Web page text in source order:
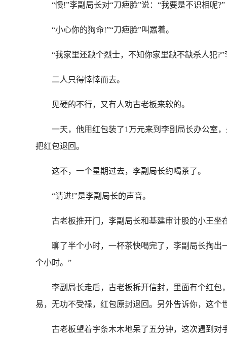
“慢!”李副局长对“刀疤脸”说：“我要是不识相呢?”
“小心你的狗命!”“刀疤脸”叫嚣着。
“我家里还缺个烈士，不知你家里缺不缺杀人犯?”
二人只得悻悻而去。
见硬的不行，又有人劝古老板来软的。
一天，他用红包装了1万元来到李副局长办公室，
把红包退回。
这不，一个星期过去，李副局长约喝茶了。
“请进!”是李副局长的声音。
古老板推开门，李副局长和基建审计股的小王坐
聊了半个小时，一杯茶快喝完了，李副局长掏出
个小时。”
李副局长走后，古老板拆开信封，里面有个红包
易，无功不受禄，红包原封退回。另外告诉你，这
古老板望着字条木木地呆了五分钟，这次遇到对